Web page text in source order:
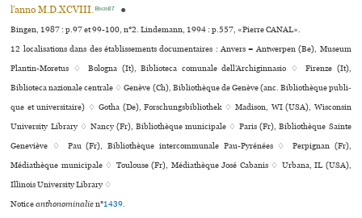
l’anno M.D.XCVIII. Bingen87 ●
Bingen, 1987 : p.97 et 99-100, n°2. Lindemann, 1994 : p.557, «Pierre CANAL».
12 localisations dans des établissements documentaires : Anvers = Antwerpen (Be), Museum
Plantin-Moretus ♢ Bologna (It), Biblioteca comu­nale dell’Archiginnasio ♢ Firenze (It),
Biblioteca nazio­nale cen­trale ♢ Genève (Ch), Bibliothèque de Genève (anc. Bibliothèque publi­
que et uni­ver­si­taire) ♢ Gotha (De), Forschungsbibliothek ♢ Madison, WI (USA), Wisconsin
University Library ♢ Nancy (Fr), Bibliothèque muni­ci­pale ♢ Paris (Fr), Bibliothèque Sainte
Geneviève ♢ Pau (Fr), Bibliothèque inter­com­mu­nale Pau-Pyrénées ♢ Perpignan (Fr),
Médiathèque muni­ci­pale ♢ Toulouse (Fr), Médiathèque José Cabanis ♢ Urbana, IL (USA),
Illinois University Library ♢
Noticeanthonominalien°1439.